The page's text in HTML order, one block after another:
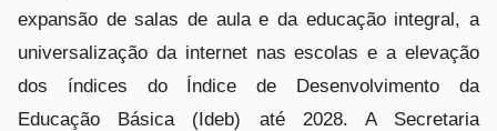
expansão de salas de aula e da educação integral, a
universalização da internet nas escolas e a elevação
dos índices do Índice de Desenvolvimento da
Educação Básica (Ideb) até 2028. A Secretaria